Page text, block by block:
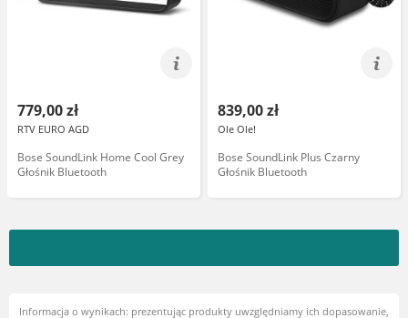
779,00 zł
RTV EURO AGD
Bose SoundLink Home Cool Grey
Głośnik Bluetooth
839,00 zł
Ole Ole!
Bose SoundLink Plus Czarny
Głośnik Bluetooth
Informacja o wynikach: prezentując produkty uwzględniamy ich dopasowanie,